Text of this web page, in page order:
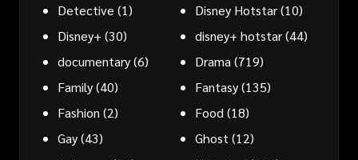
Detective (1) Disney Hotstar(10)
Disney+ (30) disney+ hotstar(44)
documentary(6) Drama (719)
Family(40) Fantasy(135)
Fashion (2) Food (18)
Gay(43) Ghost (12)